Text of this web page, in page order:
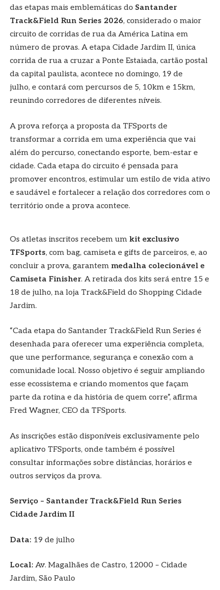
das etapas mais emblemáticas do Santander
Track&Field Run Series 2026, considerado o maior
circuito de corridas de rua da América Latina em
número de provas. A etapa Cidade Jardim II, única
corrida de rua a cruzar a Ponte Estaiada, cartão postal
da capital paulista, acontece no domingo, 19 de
julho, e contará com percursos de 5, 10km e 15km,
reunindo corredores de diferentes níveis.
A prova reforça a proposta da TFSports de
transformar a corrida em uma experiência que vai
além do percurso, conectando esporte, bem-estar e
cidade. Cada etapa do circuito é pensada para
promover encontros, estimular um estilo de vida ativo
e saudável e fortalecer a relação dos corredores com o
território onde a prova acontece.
Os atletas inscritos recebem um kit exclusivo
TFSports, com bag, camiseta e gifts de parceiros, e, ao
concluir a prova, garantem medalha colecionável e
Camiseta Finisher. A retirada dos kits será entre 15 e
18 de julho, na loja Track&Field do Shopping Cidade
Jardim.
“Cada etapa do Santander Track&Field Run Series é
desenhada para oferecer uma experiência completa,
que une performance, segurança e conexão com a
comunidade local. Nosso objetivo é seguir ampliando
esse ecossistema e criando momentos que façam
parte da rotina e da história de quem corre”, afirma
Fred Wagner, CEO da TFSports.
As inscrições estão disponíveis exclusivamente pelo
aplicativo TFSports, onde também é possível
consultar informações sobre distâncias, horários e
outros serviços da prova.
Serviço – Santander Track&Field Run Series
Cidade Jardim II
Data: 19 de julho
Local: Av. Magalhães de Castro, 12000 – Cidade
Jardim, São Paulo